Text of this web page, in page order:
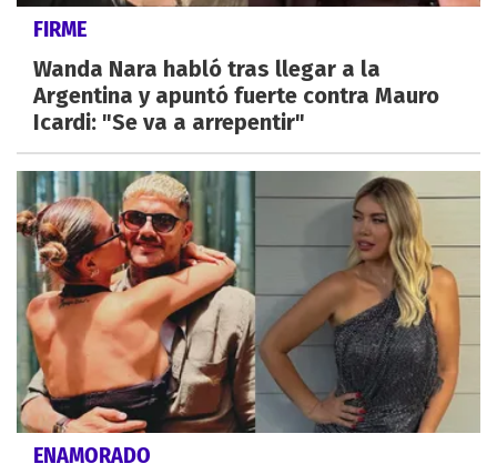
FIRME
Wanda Nara habló tras llegar a la
Argentina y apuntó fuerte contra Mauro
Icardi: "Se va a arrepentir"
ENAMORADO